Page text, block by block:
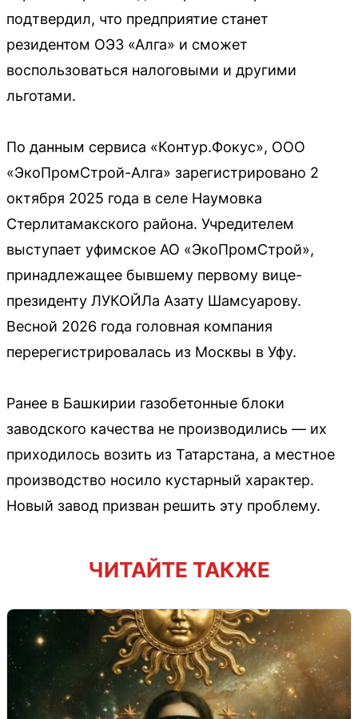
подтвердил, что предприятие станет
резидентом ОЭЗ «Алга» и сможет
воспользоваться налоговыми и другими
льготами.
По данным сервиса «Контур.Фокус», ООО
«ЭкоПромСтрой-Алга» зарегистрировано 2
октября 2025 года в селе Наумовка
Стерлитамакского района. Учредителем
выступает уфимское АО «ЭкоПромСтрой»,
принадлежащее бывшему первому вице-
президенту ЛУКОЙЛа Азату Шамсуарову.
Весной 2026 года головная компания
перерегистрировалась из Москвы в Уфу.
Ранее в Башкирии газобетонные блоки
заводского качества не производились — их
приходилось возить из Татарстана, а местное
производство носило кустарный характер.
Новый завод призван решить эту проблему.
ЧИТАЙТЕ ТАКЖЕ